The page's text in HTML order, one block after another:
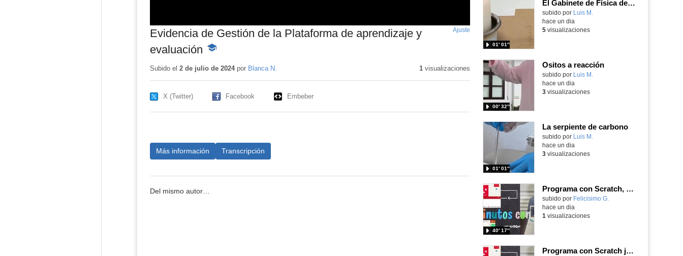
Evidencia de Gestión de la Plataforma de aprendizaje y
evaluación
-
educativo
Ajuste
pantalla
Subido el 2 de julio de 2024por Blanca N. 1visualizaciones
X (Twitter) Facebook Embeber
Más información Transcripción
Del mismo autor…
El Gabinete de Física del IES Enrique Tierno Galván de Parla (Curso 25-26)
Contenido educativo.
subido por Luis M.
01′ 01″
hace un dia
5visualizaciones
Ositos a reacción
Contenido educativo.
subido por Luis M.
00′ 32″
hace un dia
3visualizaciones
La serpiente de carbono
Contenido educativo.
subido por Luis M.
01′ 01″
hace un dia
3visualizaciones
Programa con Scratch, 8 diferentes juegos para vivir la emoción de los partidos de España en el mundial 2026
Contenido educativo.
subido por Felicisimo G.
40′ 17″
hace un dia
1 visualizaciones
Programa con Scratch juegos con los partidos del mundial 2026 ganados por España